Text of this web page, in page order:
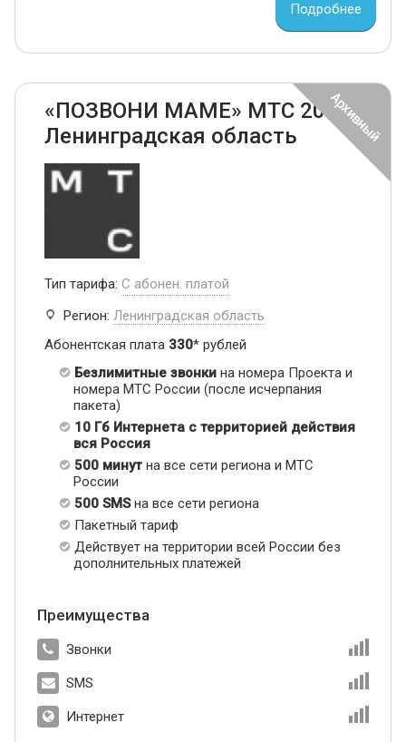
Подробнее
«ПОЗВОНИ МАМЕ» МТС 2024
Ленинградская область
Тип тарифа: С абонен. платой
Регион: Ленинградская область
Абонентская плата 330* рублей
Безлимитные звонки на номера Проекта и
номера МТС России (после исчерпания
пакета)
10 Гб Интернета с территорией действия
вся Россия
500 минут на все сети региона и МТС
России
500 SMSна все сети региона
Пакетный тариф
Действует на территории всей России без
дополнительных платежей
Преимущества
Звонки
SMS
Интернет